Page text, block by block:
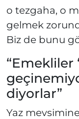
o tezgaha, o
gelmek
Biz de bunu
“Emekliler
diyorlar”
Yaz